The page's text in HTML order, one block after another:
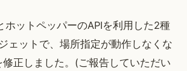
ホットペッパーのAPIを利用した2種
ェットで、場所指定が動作しなくな
修正しました。(ご報告していただい